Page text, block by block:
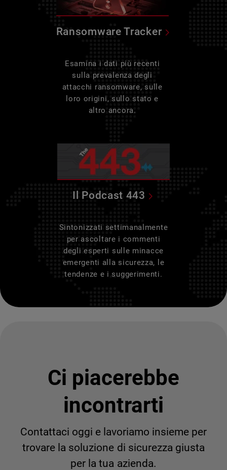
Ransomware Tracker
Esamina i dati più recenti
sulla prevalenza degli
attacchi ransomware, sulle
loro origini, sullo stato e
altro ancora.
Il Podcast 443
Sintonizzati settimanalmente
per ascoltare i commenti
degli esperti sulle minacce
emergenti alla sicurezza, le
tendenze e i suggerimenti.
Ci piacerebbe
incontrarti
Contattaci oggi e lavoriamo insieme per
trovare la soluzione di sicurezza giusta
per la tua azienda.